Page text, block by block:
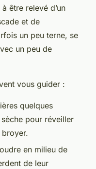
être relevé d’un
et de
un peu terne, se
un peu de
vous guider :
quelques
pour réveiller
broyer.
en milieu de
de leur